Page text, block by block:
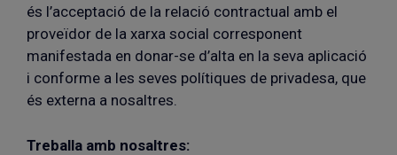
és l’acceptació de la relació contractual amb el
proveïdor de la xarxa social corresponent
manifestada en donar-se d’alta en la seva aplicació
i conforme a les seves polítiques de privadesa, que
és externa a nosaltres.
Treballa amb nosaltres: